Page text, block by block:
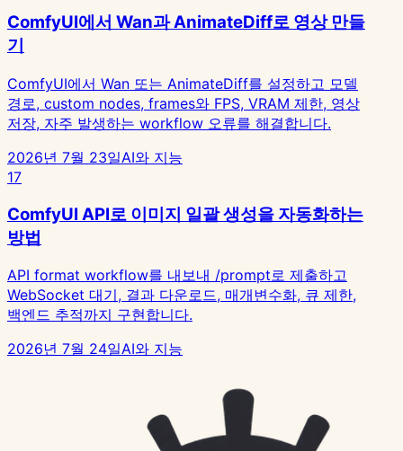
ComfyUI에서 Wan과 AnimateDiff로 영상 만들
기
ComfyUI에서 Wan 또는 AnimateDiff를 설정하고 모델
경로, custom nodes, frames와 FPS, VRAM 제한, 영상
저장, 자주 발생하는 workflow 오류를 해결합니다.
2026년 7월 23일AI와 지능
17
ComfyUI API로 이미지 일괄 생성을 자동화하는
방법
API format workflow를 내보내 /prompt로 제출하고
WebSocket 대기, 결과 다운로드, 매개변수화, 큐 제한,
백엔드 추적까지 구현합니다.
2026년 7월 24일AI와 지능